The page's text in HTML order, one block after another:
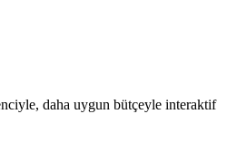
daha uygun bütçeyle interaktif